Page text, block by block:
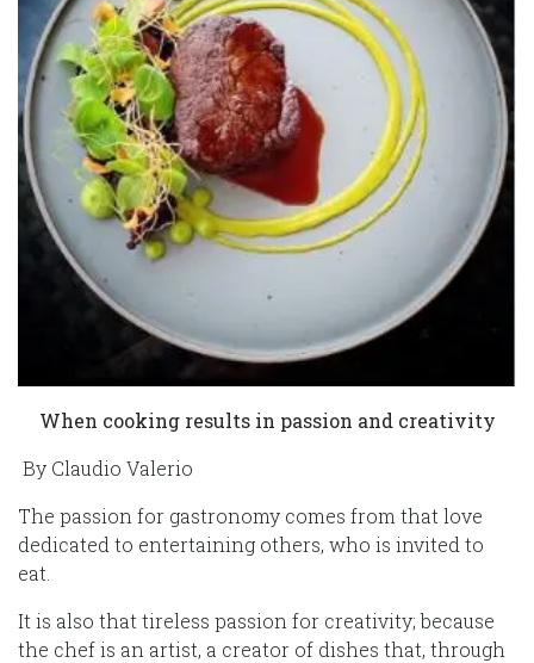
When cooking results in passion and creativity
By Claudio Valerio
The passion for gastronomy comes from that love
dedicated to entertaining others, who is invited to
eat.
It is also that tireless passion for creativity; because
the chef is an artist, a creator of dishes that, through